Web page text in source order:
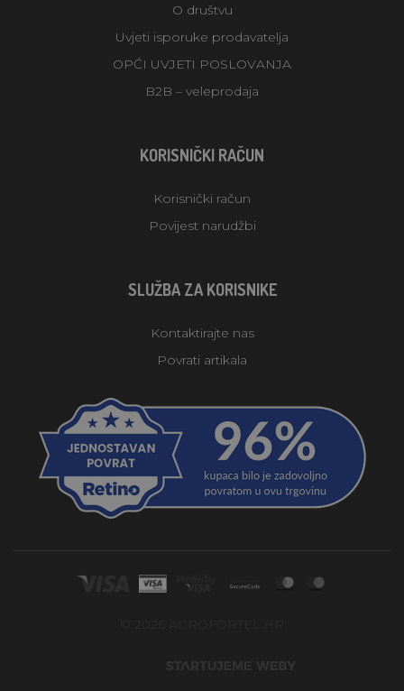
O društvu
Uvjeti isporuke prodavatelja
OPĆI UVJETI POSLOVANJA
B2B – veleprodaja
KORISNIČKI RAČUN
Korisnički račun
Povijest narudžbi
SLUŽBA ZA KORISNIKE
Kontaktirajte nas
Povrati artikala